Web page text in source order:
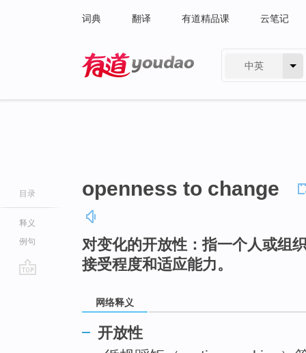
词典 翻译 有道精品课 云笔记
中英
目录
释义
例句
openness to change
对变化的开放性：指一个人或组
接受程度和适应能力。
网络释义
开放性